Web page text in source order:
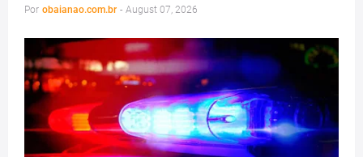
Por obaianao.com.br - August 07, 2026